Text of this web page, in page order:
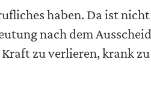
haben. Da ist
nach dem
zu verlieren, krank